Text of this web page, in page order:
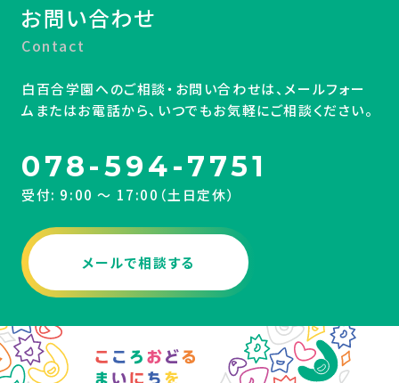
お問い合わせ
Contact
白百合学園へのご相談・お問い合わせは、メールフォー
ムまたはお電話から、いつでもお気軽にご相談ください。
078-594-7751
受付: 9:00 〜 17:00（土日定休）
メールで相談する